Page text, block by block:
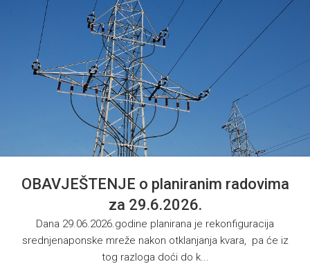
OBAVJEŠTENJE o planiranim radovima
za 29.6.2026.
Dana 29.06.2026.godine planirana je rekonfiguracija
srednjenaponske mreže nakon otklanjanja kvara, pa će iz
tog razloga doći do k...